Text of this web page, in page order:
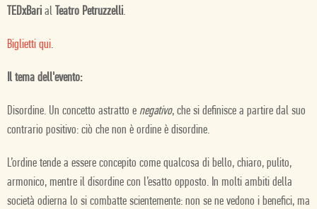
TEDxBari al Teatro Petruzzelli.
Biglietti qui.
Il tema dell'evento:
Disordine. Un concetto astratto e negativo, che si definisce a partire dal suo
contrario positivo: ciò che non è ordine è disordine.
L’ordine tende a essere concepito come qualcosa di bello, chiaro, pulito,
armonico, mentre il disordine con l’esatto opposto. In molti ambiti della
società odierna lo si combatte scientemente: non se ne vedono i benefici, ma